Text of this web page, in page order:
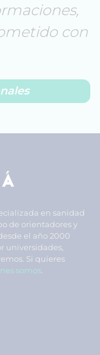
con
en sanidad
de orientadores y
el año 2000
universidades,
Si quieres
somos